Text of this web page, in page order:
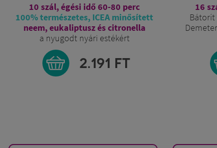
16 szál , égési idő kb. 40 perc
Bátorít a feltétel nélküli szeretetre
Demeter minősített alapanyagokból
készül
3.991FT